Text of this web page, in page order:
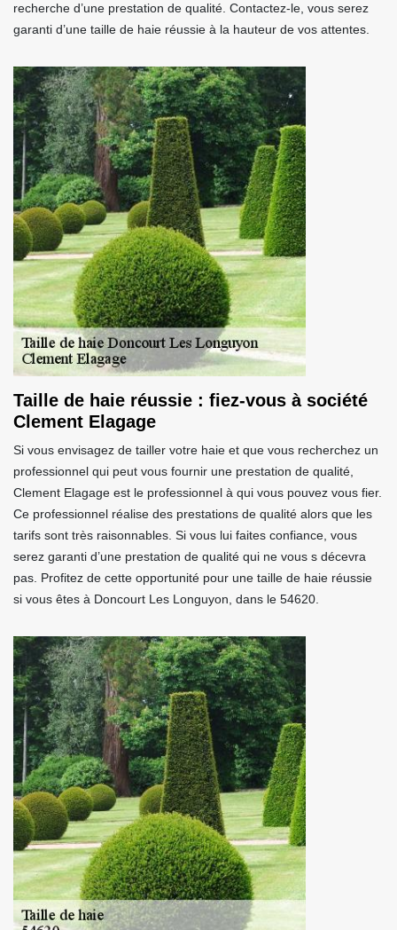
recherche d’une prestation de qualité. Contactez-le, vous serez
garanti d’une taille de haie réussie à la hauteur de vos attentes.
Taille de haie réussie : fiez-vous à société
Clement Elagage
Si vous envisagez de tailler votre haie et que vous recherchez un
professionnel qui peut vous fournir une prestation de qualité,
Clement Elagage est le professionnel à qui vous pouvez vous fier.
Ce professionnel réalise des prestations de qualité alors que les
tarifs sont très raisonnables. Si vous lui faites confiance, vous
serez garanti d’une prestation de qualité qui ne vous s décevra
pas. Profitez de cette opportunité pour une taille de haie réussie
si vous êtes à Doncourt Les Longuyon, dans le 54620.